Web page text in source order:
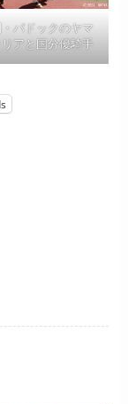
パドックのヤマ
アと国分優騎手